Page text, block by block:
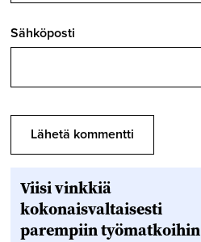
Sähköposti
Viisi vinkkiä
kokonaisvaltaisesti
parempiin työmatkoihin